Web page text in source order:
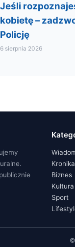
Jeśli
kobietę –
Policję
6 sierpnia 2026
Kronika
Biznes
Kultura
Sport
©